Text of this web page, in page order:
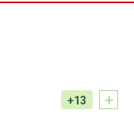
+
+13